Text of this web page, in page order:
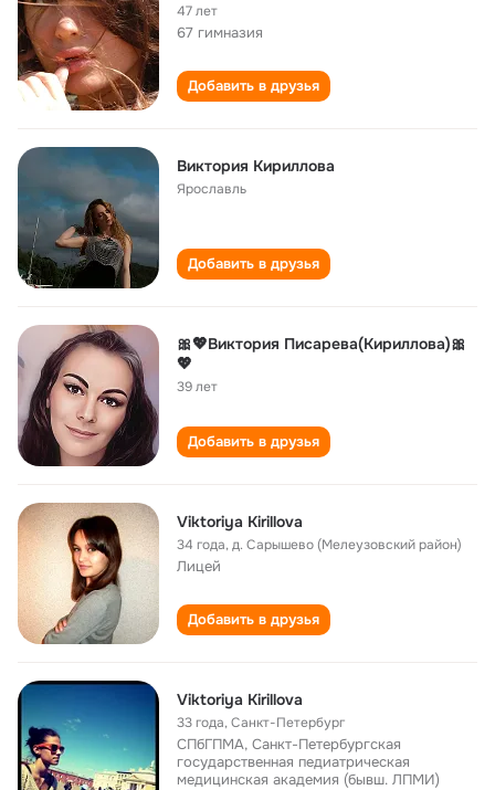
47 лет
67 гимназия
Добавить в друзья
Виктория Кириллова
Ярославль
Добавить в друзья
🎀💖Виктория Писарева(Кириллова)🎀
💖
39 лет
Добавить в друзья
Viktoriya Kirillova
34 года,д. Сарышево (Мелеузовский район)
Лицей
Добавить в друзья
Viktoriya Kirillova
33 года,Санкт-Петербург
СПбГПМА, Санкт-Петербургская
государственная педиатрическая
медицинская академия (бывш. ЛПМИ)